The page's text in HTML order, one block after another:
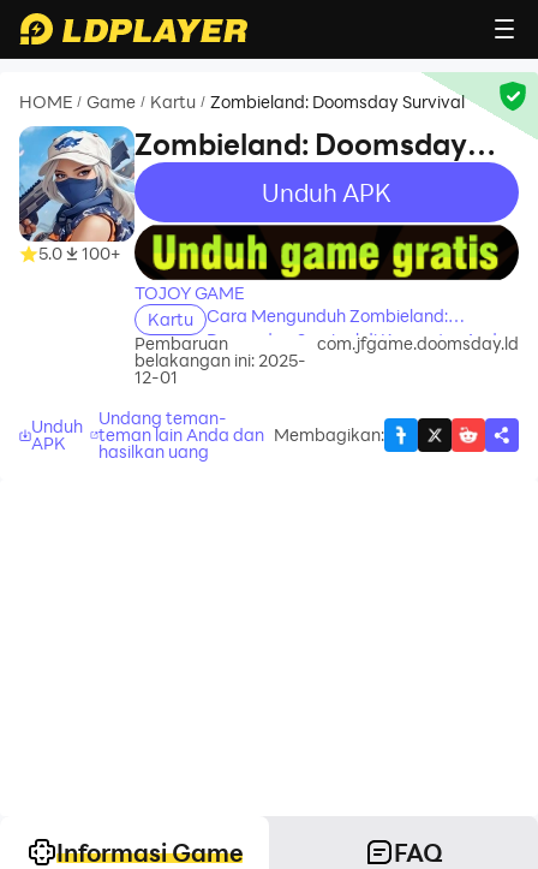
HOME / Game / Kartu / Zombieland: Doomsday Survival
5.0 100+
Zombieland: Doomsday
Survival
recommend
Unduh APK
recommend
TOJOY GAME
Kartu
Cara Mengunduh Zombieland:
Doomsday Survival di Komputer Anda
Pembaruan
belakangan ini: 2025-
12-01
com.jfgame.doomsday.ld
Unduh
APK
Undang teman-
teman lain Anda dan
hasilkan uang
Membagikan:
Informasi Game FAQ